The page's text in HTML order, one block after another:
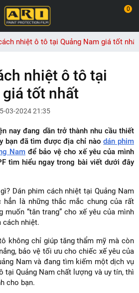
0
nhiệt ô tô tại Quảng Nam giá tốt nhất
nhiệt ô tô tại
giá tốt nhất
03-2024 21:35
nay đang dần trở thành nhu cầu thiết
bạn đã tìm được địa chỉ nàodán phim
Nam để bảo vệ cho xế yêu của mình
tìm hiểu ngay trong bài viết dưới đây
Dán phim cách nhiệt tại Quảng Nam
là những thắc mắc chung của rất
muốn “tân trang” cho xế yêu của mình
cách nhiệt.
không chỉ giúp tăng thẩm mỹ mà còn
bảo vệ tối ưu cho chiếc xế yêu của
Nam và đang tìm kiếm một dịch vụ
tại Quảng Nam chất lượng và uy tín, thì
cho bạn.